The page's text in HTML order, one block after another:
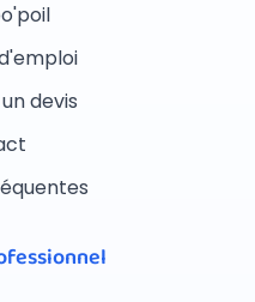
devis